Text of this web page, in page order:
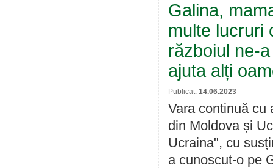
Galina,
multe lucruri
războiul ne-
ajuta alți
Publicat: 14.06.2023
Vara continuă cu
din Moldova și
Ucraina", cu
a cunoscut-o pe